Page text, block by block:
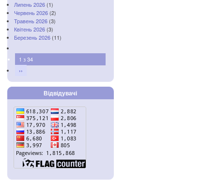
Липень 2026 (1)
Червень 2026 (2)
Травень 2026 (3)
Квітень 2026 (3)
Березень 2026 (11)
1 з 34
››
Відвідувачі